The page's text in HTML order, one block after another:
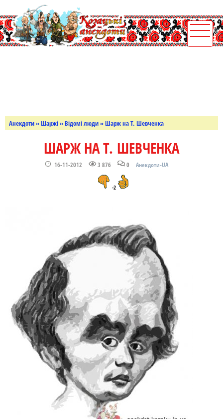
Анекдоти»Шаржі»Відомі люди» Шарж на Т. Шевченка
ШАРЖ НА Т. ШЕВЧЕНКА
16-11-2012 3 876 0 Анекдоти-UA
-2